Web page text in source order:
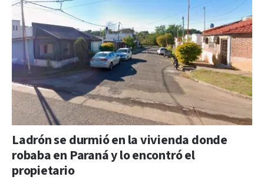
Ladrón se durmió en la vivienda donde
robaba en Paraná y lo encontró el
propietario